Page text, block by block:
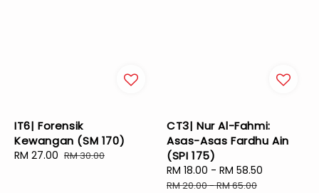
IT6| Forensik
Kewangan (SM 170)
Sale
RM 27.00 Regular
RM 30.00
CT3| Nur Al-Fahmi:
Asas-Asas Fardhu Ain
(SPI 175)
Sale
price
RM 18.00 - RM 58.50
RM 20.00-RM 65.00